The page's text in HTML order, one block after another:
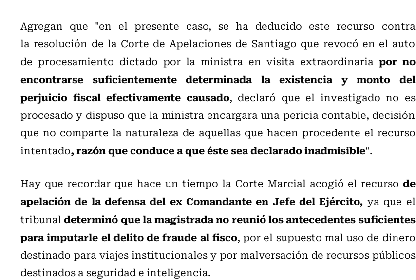
Agregan que "en el presente caso, se ha deducido este recurso contra
la resolución de la Corte de Apelaciones de Santiago que revocó en el auto
de procesamiento dictado por la ministra en visita extraordinaria por no
encontrarse suficientemente determinada la existencia y monto del
perjuicio fiscal efectivamente causado, declaró que el investigado no es
procesado y dispuso que la ministra encargara una pericia contable, decisión
que no comparte la naturaleza de aquellas que hacen procedente el recurso
intentado, razón que conduce a que éste sea declarado inadmisible".
Hay que recordar que hace un tiempo la Corte Marcial acogió el recurso de
apelación de la defensa del ex Comandante en Jefe del Ejército, ya que el
tribunaldeterminó que la magistrada no reunió los antecedentes suficientes
para imputarle el delito de fraude al fisco, por el supuesto mal uso de dinero
destinado para viajes institucionales y por malversación de recursos públicos
destinados a seguridad e inteligencia.